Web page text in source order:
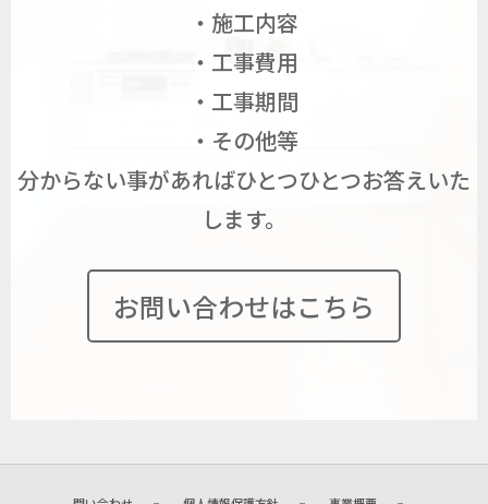
・施工内容
・工事費用
・工事期間
・その他等
分からない事があればひとつひとつお答えいた
します。
お問い合わせはこちら